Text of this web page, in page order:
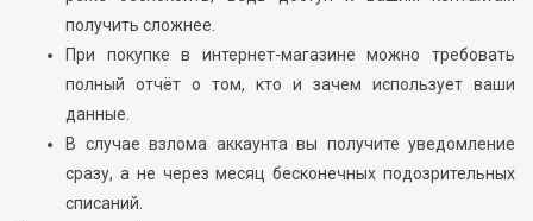
получить сложнее.
При покупке в интернет-магазине можно требовать
полный отчёт о том, кто и зачем использует ваши
данные.
В случае взлома аккаунта вы получите уведомление
сразу, а не через месяц бесконечных подозрительных
списаний.